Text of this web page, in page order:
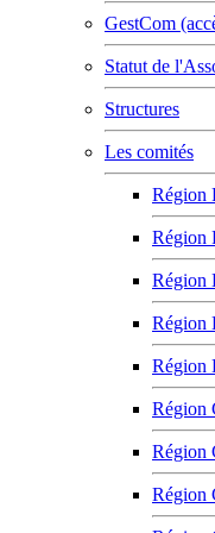
GestCom
Statut de
Structures
Les comités
Région
Région
Région
Région
Région
Région
Région
Région